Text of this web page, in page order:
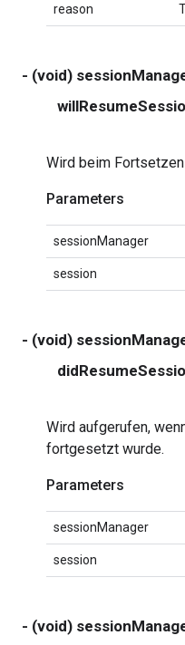
reason
- (void)
Wird beim
Parameters
sessionManager
session
- (void)
Wird aufgerufen,
fortgesetzt wurde.
Parameters
sessionManager
session
- (void)